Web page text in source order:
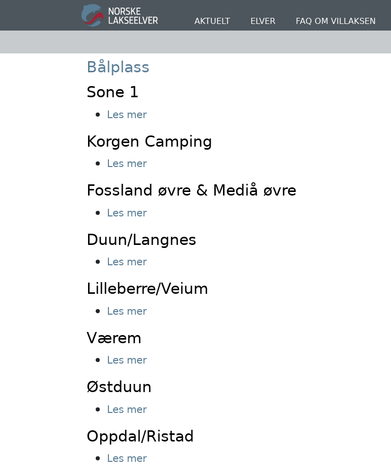
hovedinnhold
AKTUELT ELVER FAQ OM VILLAKSEN
Bålplass
Sone 1
Les merom
1
Korgen Camping
Les merom
Camping
Fossland øvre & Mediå øvre
Les merom
øvre
Duun/Langnes
Les merom
Lilleberre/Veium
Les merom
Værem
Les merom
Østduun
Les merom
Oppdal/Ristad
Les merom